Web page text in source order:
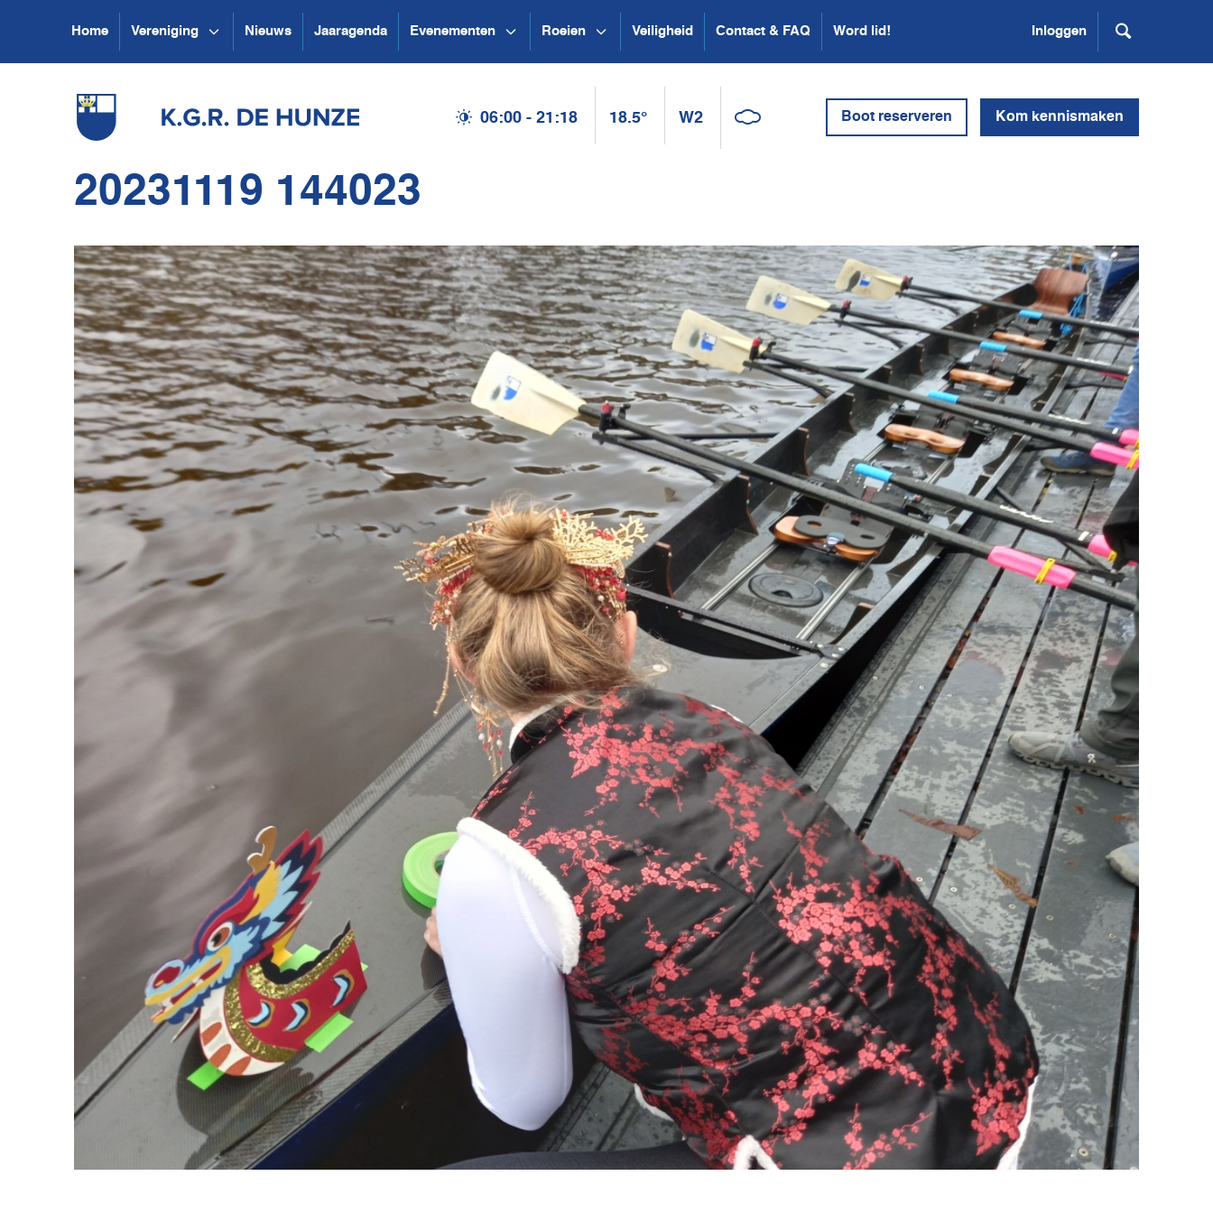
Home Vereniging Nieuws Jaaragenda Evenementen Roeien Veiligheid Contact & FAQ Word lid! Inloggen
06:00 - 21:18 18.5° W2 Boot reserveren Kom kennismaken
20231119 144023